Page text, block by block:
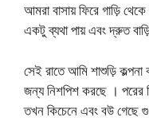
আমরা বাসায় ফিরে গাড়ি
একটু ব্যথা পায় এবং দ্রুত
সেই রাতে আমি শাশুড়ি
জন্য নিশপিশ করছে । পরের
তখন কিচেনে এবং বউ গেছে